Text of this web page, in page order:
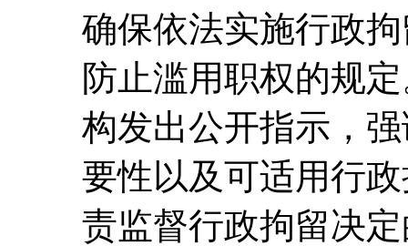
确保依法实施行政
防止滥用职权的规
构发出公开指示，
要性以及可适用行
责监督行政拘留决